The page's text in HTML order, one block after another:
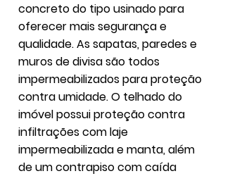
concreto do tipo usinado para
oferecer mais segurança e
qualidade. As sapatas, paredes e
muros de divisa são todos
impermeabilizados para proteção
contra umidade. O telhado do
imóvel possui proteção contra
infiltrações com laje
impermeabilizada e manta, além
de um contrapiso com caída